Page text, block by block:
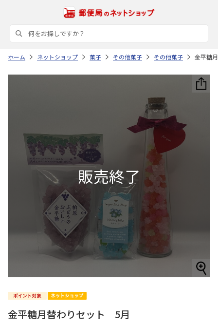
ホーム ネットショップ 菓子 その他菓子 その他菓子 金平糖
金平糖月替わりセット 5月